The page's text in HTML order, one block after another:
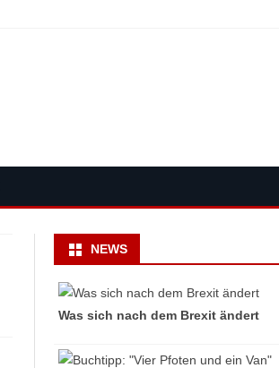
NEWS
Was sich nach dem Brexit ändert